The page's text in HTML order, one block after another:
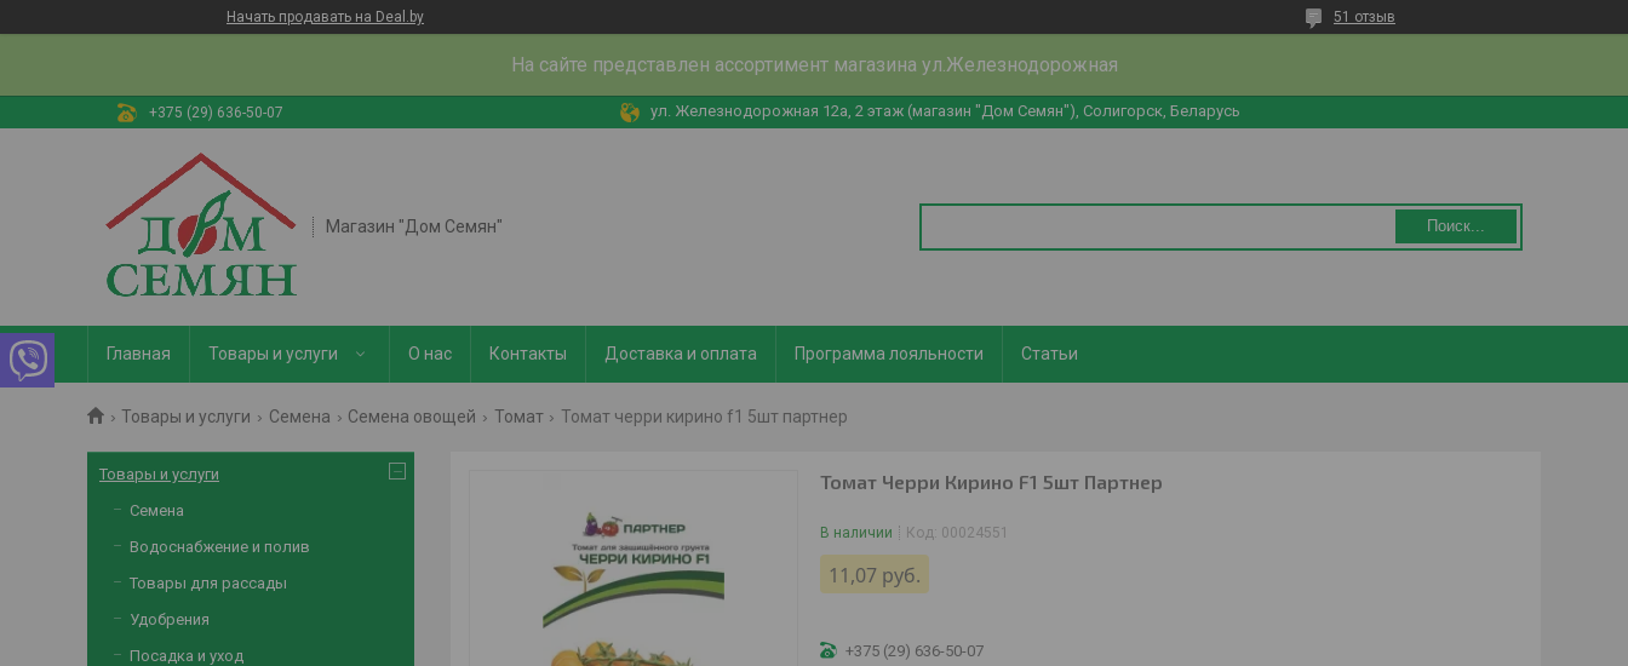
Начать продавать на Deal.by 51 отзыв
На сайте представлен ассортимент магазина ул.Железнодорожная
+375 (29) 636-50-07 ул. Железнодорожная 12а, 2 этаж (магазин "Дом Семян"), Солигорск, Беларусь
Магазин "Дом Семян" Поиск...
Главная Товары и услуги О нас Контакты Доставка и оплата Программа лояльности Статьи
Товары и услуги Семена Семена овощей Томат Томат черри кирино f1 5шт партнер
Томат Черри Кирино F1 5шт Партнер
В наличии Код: 00024551
11,07 руб.
+375 (29) 636-50-07
Товары и услуги
Семена
Водоснабжение и полив
Товары для рассады
Удобрения
Посадка и уход